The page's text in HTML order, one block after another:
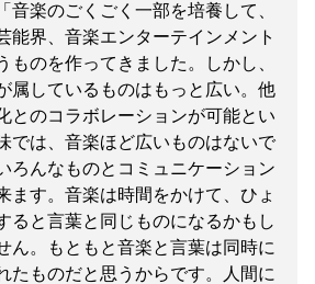
音楽のごくごく一部を培養して、
能界、音楽エンターテインメント
ものを作ってきました。しかし、
属しているものはもっと広い。他
とのコラボレーションが可能とい
では、音楽ほど広いものはないで
ろんなものとコミュニケーション
ます。音楽は時間をかけて、ひょ
ると言葉と同じものになるかもし
ん。もともと音楽と言葉は同時に
たものだと思うからです。人間に